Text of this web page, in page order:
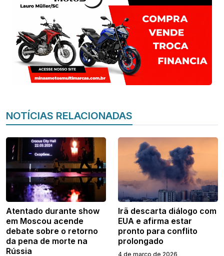
NOTÍCIAS RELACIONADAS
Atentado durante show
em Moscou acende
debate sobre o retorno
da pena de morte na
Rússia
Irã descarta diálogo com
EUA e afirma estar
pronto para conflito
prolongado
4 de março de 2026